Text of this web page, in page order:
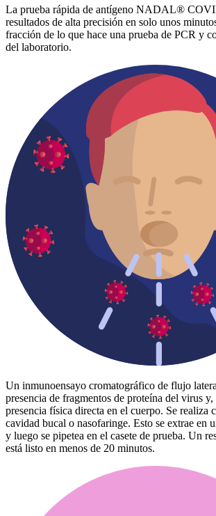
La prueba rápida de antígeno NADAL®
resultados de alta precisión en solo unos
fracción de lo que hace una prueba de PCR y
del laboratorio.
Un inmunoensayo cromatográfico de flujo
presencia de fragmentos de proteína del virus
presencia física directa en el cuerpo. Se realiza
cavidad bucal o nasofaringe. Esto se extrae en
y luego se pipetea en el casete de prueba. Un
está listo en menos de 20 minutos.